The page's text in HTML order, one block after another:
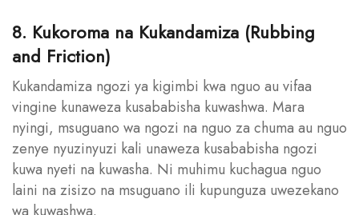
8. Kukoroma na Kukandamiza (Rubbing
and Friction)
Kukandamiza ngozi ya kigimbi kwa nguo au vifaa
vingine kunaweza kusababisha kuwashwa. Mara
nyingi, msuguano wa ngozi na nguo za chuma au nguo
zenye nyuzinyuzi kali unaweza kusababisha ngozi
kuwa nyeti na kuwasha. Ni muhimu kuchagua nguo
laini na zisizo na msuguano ili kupunguza uwezekano
wa kuwashwa.